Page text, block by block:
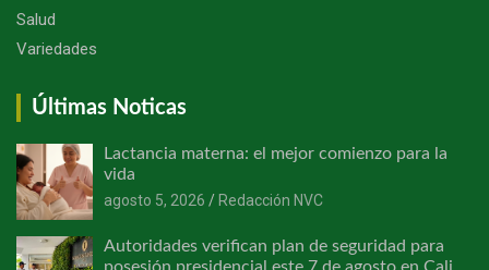
Salud
Variedades
Últimas Noticas
Lactancia materna: el mejor comienzo para la
vida
agosto 5, 2026
Redacción NVC
Autoridades verifican plan de seguridad para